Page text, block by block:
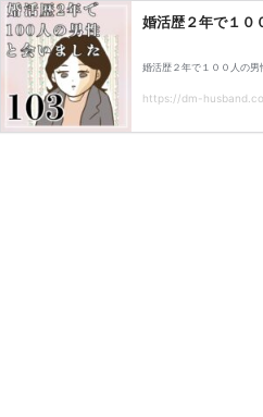
婚活歴２年で１０
婚活歴２年で１００人の男
https://dm-